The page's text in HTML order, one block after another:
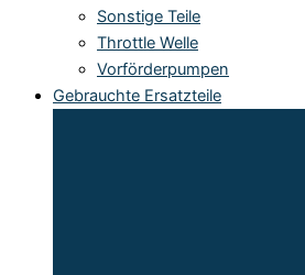
Sonstige Teile
Throttle Welle
Vorförderpumpen
Gebrauchte Ersatzteile